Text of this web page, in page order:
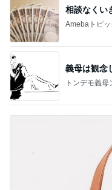
相談なくい
Amebaトピッ
義母は観念
トンデモ義母